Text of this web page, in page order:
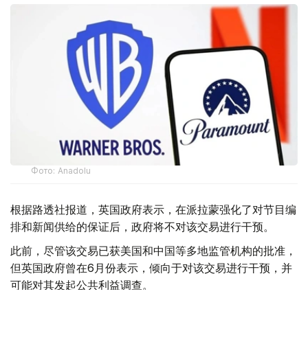
Фото: Аnadolu
根据路透社报道，英国政府表示，在派拉蒙强化了对节目编
排和新闻供给的保证后，政府将不对该交易进行干预。
此前，尽管该交易已获美国和中国等多地监管机构的批准，
但英国政府曾在6月份表示，倾向于对该交易进行干预，并
可能对其发起公共利益调查。